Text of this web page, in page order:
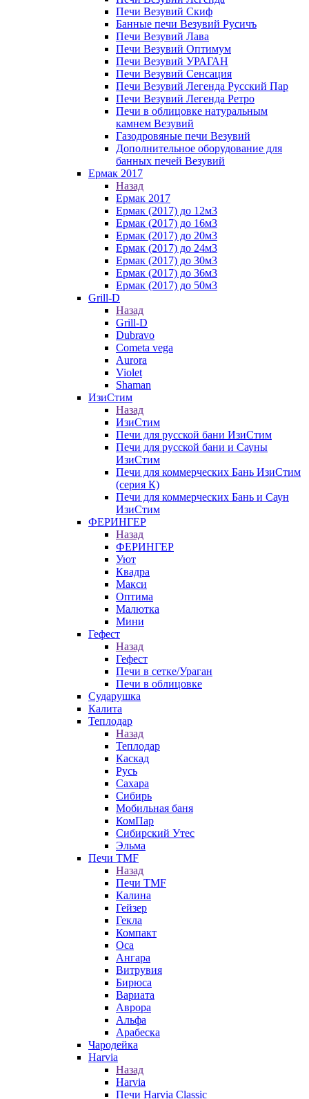
Печи Везувий Скиф
Банные печи Везувий Русичъ
Печи Везувий Лава
Печи Везувий Оптимум
Печи Везувий УРАГАН
Печи Везувий Сенсация
Печи Везувий Легенда Русский Пар
Печи Везувий Легенда Ретро
Печи в облицовке натуральным
камнем Везувий
Газодровяные печи Везувий
Дополнительное оборудование для
банных печей Везувий
Ермак 2017
Назад
Ермак 2017
Ермак (2017) до 12м3
Ермак (2017) до 16м3
Ермак (2017) до 20м3
Ермак (2017) до 24м3
Ермак (2017) до 30м3
Ермак (2017) до 36м3
Ермак (2017) до 50м3
Grill-D
Назад
Grill-D
Dubravo
Cometa vega
Aurora
Violet
Shaman
ИзиСтим
Назад
ИзиСтим
Печи для русской бани ИзиСтим
Печи для русской бани и Сауны
ИзиСтим
Печи для коммерческих Бань ИзиСтим
(серия К)
Печи для коммерческих Бань и Саун
ИзиСтим
ФЕРИНГЕР
Назад
ФЕРИНГЕР
Уют
Квадра
Макси
Оптима
Малютка
Мини
Гефест
Назад
Гефест
Печи в сетке/Ураган
Печи в облицовке
Сударушка
Калита
Теплодар
Назад
Теплодар
Каскад
Русь
Сахара
Сибирь
Мобильная баня
КомПар
Сибирский Утес
Эльма
Печи TMF
Назад
Печи TMF
Калина
Гейзер
Гекла
Компакт
Оса
Ангара
Витрувия
Бирюса
Вариата
Аврора
Альфа
Арабеска
Чародейка
Harvia
Назад
Harvia
Печи Harvia Classic